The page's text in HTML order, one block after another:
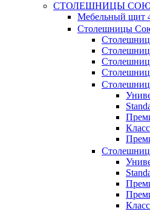
СТОЛЕШНИЦЫ
Мебельный щит
Столешницы